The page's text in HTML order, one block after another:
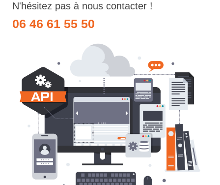
N'hésitez pas à nous contacter !
06 46 61 55 50